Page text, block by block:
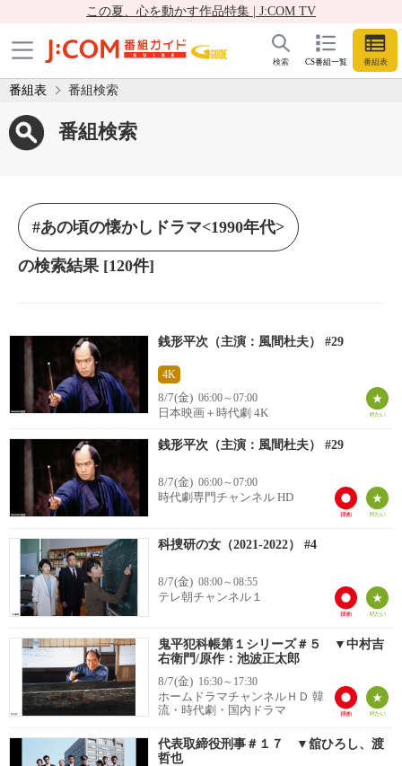
この夏、心を動かす作品特集 | J:COM TV
CS番組一覧 番組表
検索
番組表 番組検索
番組検索
#あの頃の懐かしドラマ<1990年代>
の検索結果 [120件]
銭形平次（主演：風間杜夫） #29
4K
8/7(金) 06:00～07:00
日本映画＋時代劇 4K
銭形平次（主演：風間杜夫） #29
8/7(金) 06:00～07:00
時代劇専門チャンネル HD
科捜研の女（2021-2022） #4
8/7(金) 08:00～08:55
テレ朝チャンネル１
鬼平犯科帳第１シリーズ＃５ ▼中村吉
右衛門/原作：池波正太郎
8/7(金) 16:30～17:30
ホームドラマチャンネルＨＤ 韓
流・時代劇・国内ドラマ
代表取締役刑事＃１７ ▼舘ひろし、渡
哲也